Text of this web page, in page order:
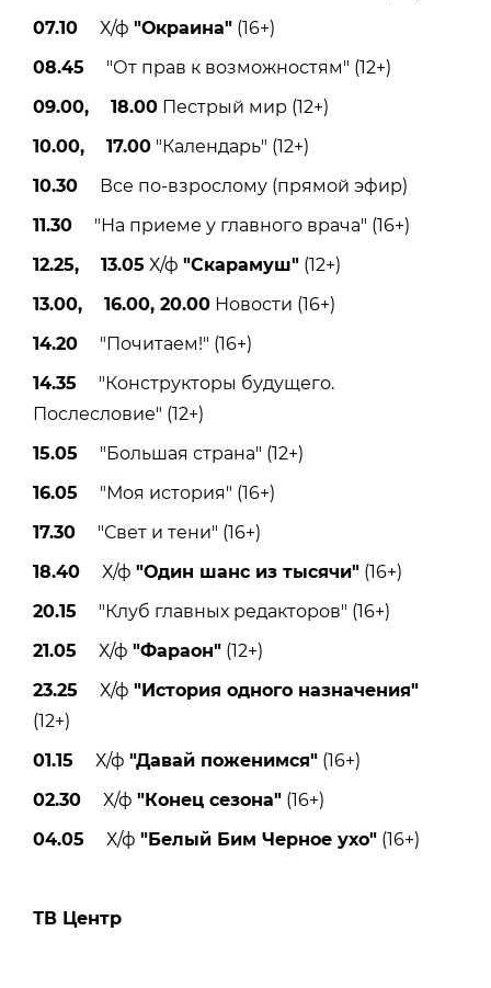
07.10 Х/ф "Окраина" (16+)
08.45 "От прав к возможностям" (12+)
09.00, 18.00 Пестрый мир (12+)
10.00, 17.00 "Календарь" (12+)
10.30 Все по-взрослому (прямой эфир)
11.30 "На приеме у главного врача" (16+)
12.25, 13.05 Х/ф "Скарамуш" (12+)
13.00, 16.00, 20.00 Новости (16+)
14.20 "Почитаем!" (16+)
14.35 "Конструкторы будущего.
Послесловие" (12+)
15.05 "Большая страна" (12+)
16.05 "Моя история" (16+)
17.30 "Свет и тени" (16+)
18.40 Х/ф "Один шанс из тысячи" (16+)
20.15 "Клуб главных редакторов" (16+)
21.05 Х/ф "Фараон" (12+)
23.25 Х/ф "История одного назначения"
(12+)
01.15 Х/ф "Давай поженимся" (16+)
02.30 Х/ф "Конец сезона" (16+)
04.05 Х/ф "Белый Бим Черное ухо" (16+)
ТВ Центр